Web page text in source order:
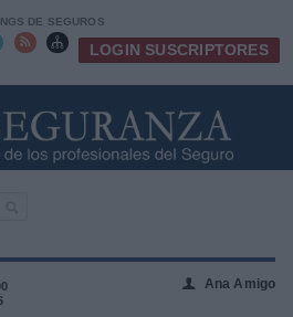
DE SEGUROS
  LOGIN SUSCRIPTORES
👤 Ana Amigo